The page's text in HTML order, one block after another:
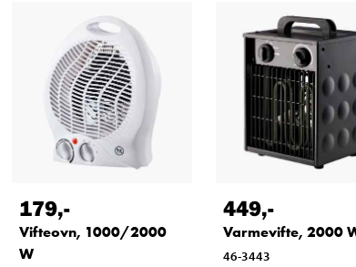
179,-
Vifteovn, 1000/2000
W
449,-
Varmevifte, 2000
46-3443